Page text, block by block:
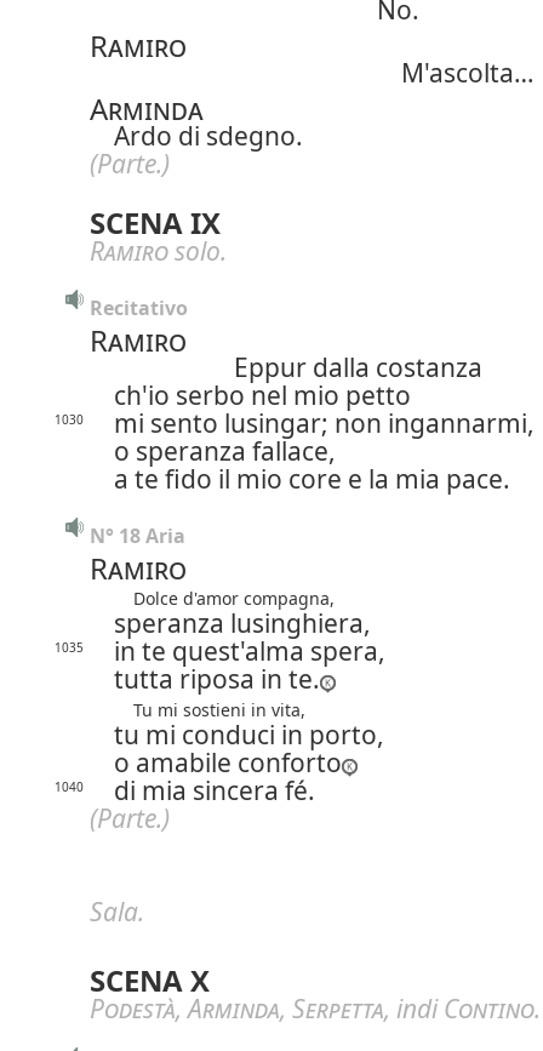
No.
Ramiro
M'ascolta…
Arminda
Ardo di sdegno.
(Parte.)
SCENA IX
Ramirosolo.
Recitativo
Ramiro
Eppur dalla costanza
ch'io serbo nel mio petto
1030
mi sento lusingar; non ingannarmi,
o speranza fallace,
a te fido il mio core e la mia pace.
N° 18 Aria
Ramiro
Dolce d'amor compagna,
speranza lusinghiera,
1035
in te quest'alma spera,
tutta riposa in te.
Tu mi sostieni in vita,
tu mi conduci in porto,
o amabile conforto
1040
di mia sincera fé.
(Parte.)
Sala.
SCENA X
Podestà,Arminda, Serpetta, indiContino.